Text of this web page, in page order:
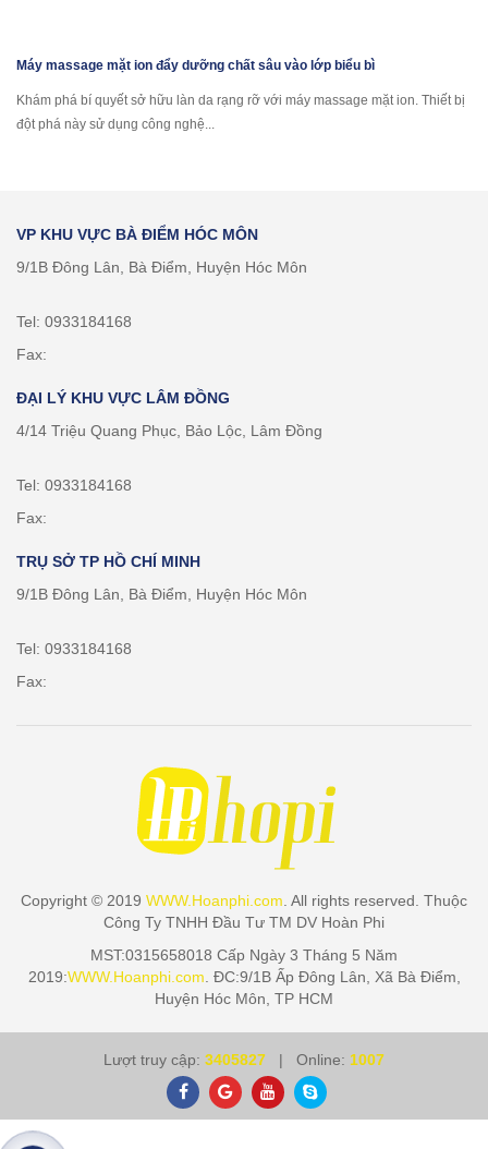
Máy massage mặt ion đẩy dưỡng chất sâu vào lớp biểu bì
Khám phá bí quyết sở hữu làn da rạng rỡ với máy massage mặt ion. Thiết bị
đột phá này sử dụng công nghệ...
VP KHU VỰC BÀ ĐIỂM HÓC MÔN
9/1B Đông Lân, Bà Điểm, Huyện Hóc Môn
Tel: 0933184168
Fax:
ĐẠI LÝ KHU VỰC LÂM ĐỒNG
4/14 Triệu Quang Phục, Bảo Lộc, Lâm Đồng
Tel: 0933184168
Fax:
TRỤ SỞ TP HỒ CHÍ MINH
9/1B Đông Lân, Bà Điểm, Huyện Hóc Môn
Tel: 0933184168
Fax:
Copyright © 2019 WWW.Hoanphi.com . All rights reserved. Thuộc
Công Ty TNHH Đầu Tư TM DV Hoàn Phi
MST:0315658018 Cấp Ngày 3 Tháng 5 Năm
2019:WWW.Hoanphi.com . ĐC:9/1B Ấp Đông Lân, Xã Bà Điểm,
Huyện Hóc Môn, TP HCM
Lượt truy cập: 3405827 | Online: 1007